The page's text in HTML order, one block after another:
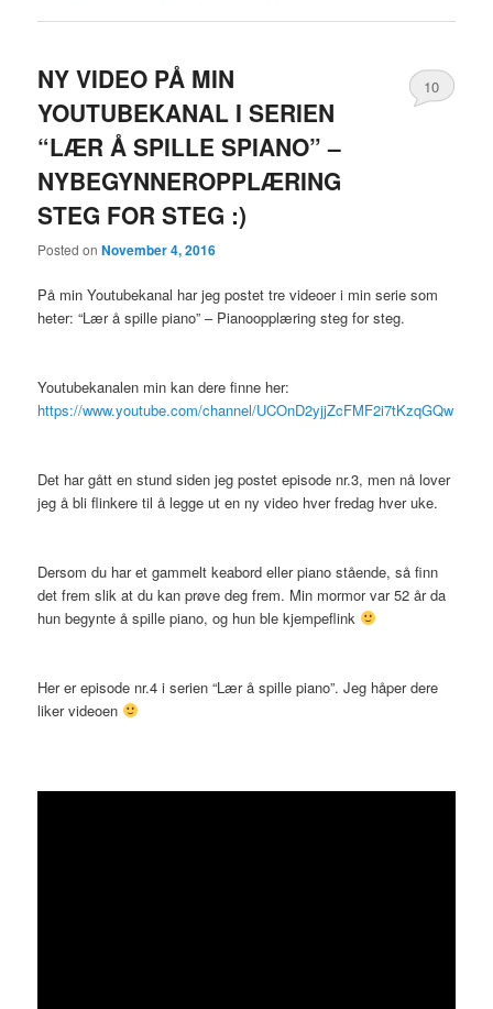
NY VIDEO PÅ MIN
YOUTUBEKANAL I SERIEN
“LÆR Å SPILLE SPIANO” –
NYBEGYNNEROPPLÆRING
STEG FOR STEG :)
Posted onNovember 4, 2016
10
På min Youtubekanal har jeg postet tre videoer i min serie som
heter: “Lær å spille piano” – Pianoopplæring steg for steg.
Youtubekanalen min kan dere finne her:
https://www.youtube.com/channel/UCOnD2yjjZcFMF2i7tKzqGQw
Det har gått en stund siden jeg postet episode nr.3, men nå lover
jeg å bli flinkere til å legge ut en ny video hver fredag hver uke.
Dersom du har et gammelt keabord eller piano stående, så finn
det frem slik at du kan prøve deg frem. Min mormor var 52 år da
hun begynte å spille piano, og hun ble kjempeflink
Her er episode nr.4 i serien “Lær å spille piano”. Jeg håper dere
liker videoen